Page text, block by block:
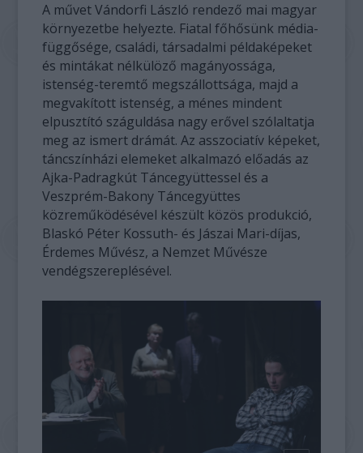
A művet Vándorfi László rendező mai magyar
környezetbe helyezte. Fiatal főhősünk média-
függősége, családi, társadalmi példaképeket
és mintákat nélkülöző magányossága,
istenség-teremtő megszállottsága, majd a
megvakított istenség, a ménes mindent
elpusztító száguldása nagy erővel szólaltatja
meg az ismert drámát. Az asszociatív képeket,
táncszínházi elemeket alkalmazó előadás az
Ajka-Padragkút Táncegyüttessel és a
Veszprém-Bakony Táncegyüttes
közreműködésével készült közös produkció,
Blaskó Péter Kossuth- és Jászai Mari-díjas,
Érdemes Művész, a Nemzet Művésze
vendégszereplésével.